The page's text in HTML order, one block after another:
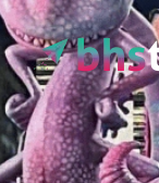
Passa al